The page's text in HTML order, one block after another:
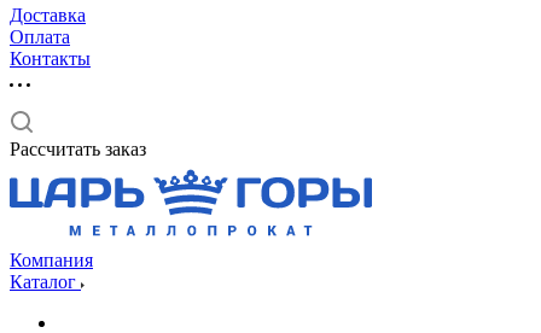
Доставка
Оплата
Контакты
Рассчитать заказ
Компания
Каталог